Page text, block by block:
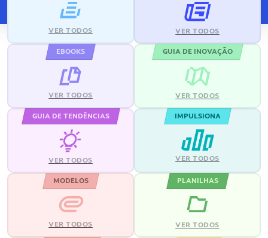
VER TODOS VER TODOS
EBOOKS
VER TODOS
GUIA DE INOVAÇÃO
VER TODOS
GUIA DE TENDÊNCIAS
VER TODOS
IMPULSIONA
VER TODOS
MODELOS
VER TODOS
PLANILHAS
VER TODOS